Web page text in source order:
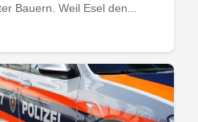
Bauern. Weil Esel den...